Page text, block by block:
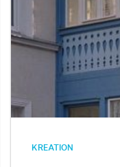
KREATION